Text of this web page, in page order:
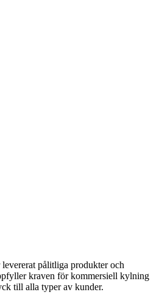
pålitliga produkter och
kraven för kommersiell kylning
till alla typer av kunder.